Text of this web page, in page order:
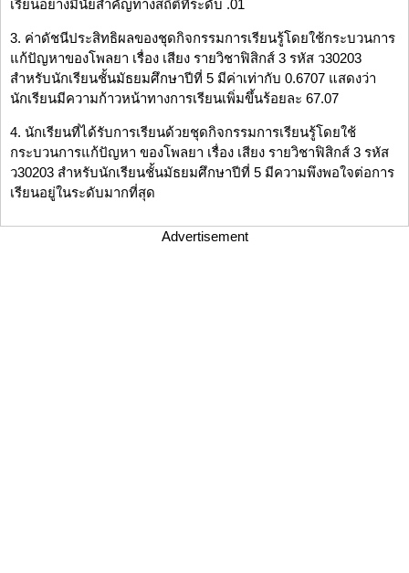
เรียนอย่างมีนัยสำคัญทางสถิติที่ระดับ .01
3. ค่าดัชนีประสิทธิผลของชุดกิจกรรมการเรียนรู้โดยใช้กระบวนการ
แก้ปัญหาของโพลยา เรื่อง เสียง รายวิชาฟิสิกส์ 3 รหัส ว30203
สำหรับนักเรียนชั้นมัธยมศึกษาปีที่ 5 มีค่าเท่ากับ 0.6707 แสดงว่า
นักเรียนมีความก้าวหน้าทางการเรียนเพิ่มขึ้นร้อยละ 67.07
4. นักเรียนที่ได้รับการเรียนด้วยชุดกิจกรรมการเรียนรู้โดยใช้
กระบวนการแก้ปัญหา ของโพลยา เรื่อง เสียง รายวิชาฟิสิกส์ 3 รหัส
ว30203 สำหรับนักเรียนชั้นมัธยมศึกษาปีที่ 5 มีความพึงพอใจต่อการ
เรียนอยู่ในระดับมากที่สุด
Advertisement